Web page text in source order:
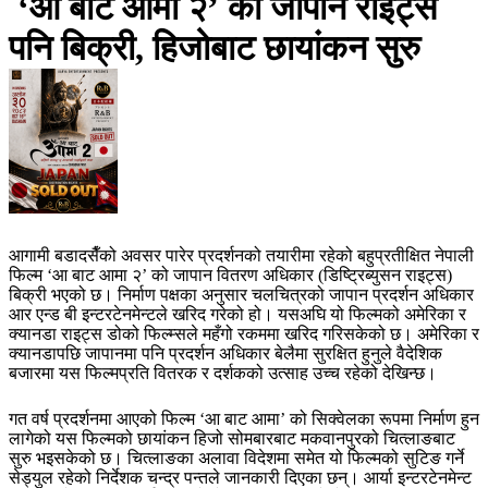
पनि बिक्री, हिजोबाट छायांकन सुरु
आगामी बडादसैँको अवसर पारेर प्रदर्शनको तयारीमा रहेको बहुप्रतीक्षित नेपाली
फिल्म ‘आ बाट आमा २’ को जापान वितरण अधिकार (डिष्ट्रिब्युसन राइट्स)
बिक्री भएको छ। निर्माण पक्षका अनुसार चलचित्रको जापान प्रदर्शन अधिकार
आर एन्ड बी इन्टरटेनमेन्टले खरिद गरेको हो। यसअघि यो फिल्मको अमेरिका र
क्यानडा राइट्स डोको फिल्म्सले महँगो रकममा खरिद गरिसकेको छ। अमेरिका र
क्यानडापछि जापानमा पनि प्रदर्शन अधिकार बेलैमा सुरक्षित हुनुले वैदेशिक
बजारमा यस फिल्मप्रति वितरक र दर्शकको उत्साह उच्च रहेको देखिन्छ।
गत वर्ष प्रदर्शनमा आएको फिल्म ‘आ बाट आमा’ को सिक्वेलका रूपमा निर्माण हुन
लागेको यस फिल्मको छायांकन हिजो सोमबारबाट मकवानपुरको चित्लाङबाट
सुरु भइसकेको छ। चित्लाङका अलावा विदेशमा समेत यो फिल्मको सुटिङ गर्ने
सेड्युल रहेको निर्देशक चन्द्र पन्तले जानकारी दिएका छन्। आर्या इन्टरटेनमेन्ट